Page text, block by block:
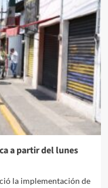
a partir del lunes
la implementación de